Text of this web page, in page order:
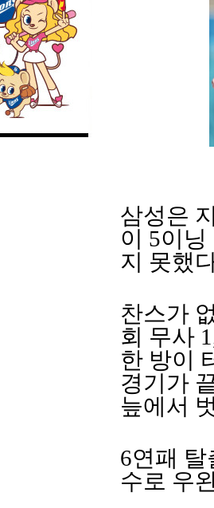
삼성은
이 5이
지 못했
찬스가
회 무사
한 방이
경기가
늪에서
6연패 탈
수로 우